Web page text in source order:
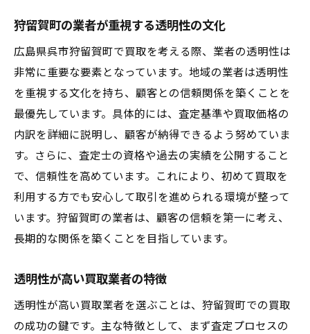
狩留賀町の業者が重視する透明性の文化
広島県呉市狩留賀町で買取を考える際、業者の透明性は
非常に重要な要素となっています。地域の業者は透明性
を重視する文化を持ち、顧客との信頼関係を築くことを
最優先しています。具体的には、査定基準や買取価格の
内訳を詳細に説明し、顧客が納得できるよう努めていま
す。さらに、査定士の資格や過去の実績を公開すること
で、信頼性を高めています。これにより、初めて買取を
利用する方でも安心して取引を進められる環境が整って
います。狩留賀町の業者は、顧客の信頼を第一に考え、
長期的な関係を築くことを目指しています。
透明性が高い買取業者の特徴
透明性が高い買取業者を選ぶことは、狩留賀町での買取
の成功の鍵です。主な特徴として、まず査定プロセスの